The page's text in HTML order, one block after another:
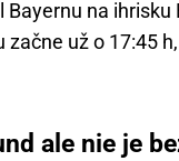
na ihrisku
už o 17:45
ale nie je